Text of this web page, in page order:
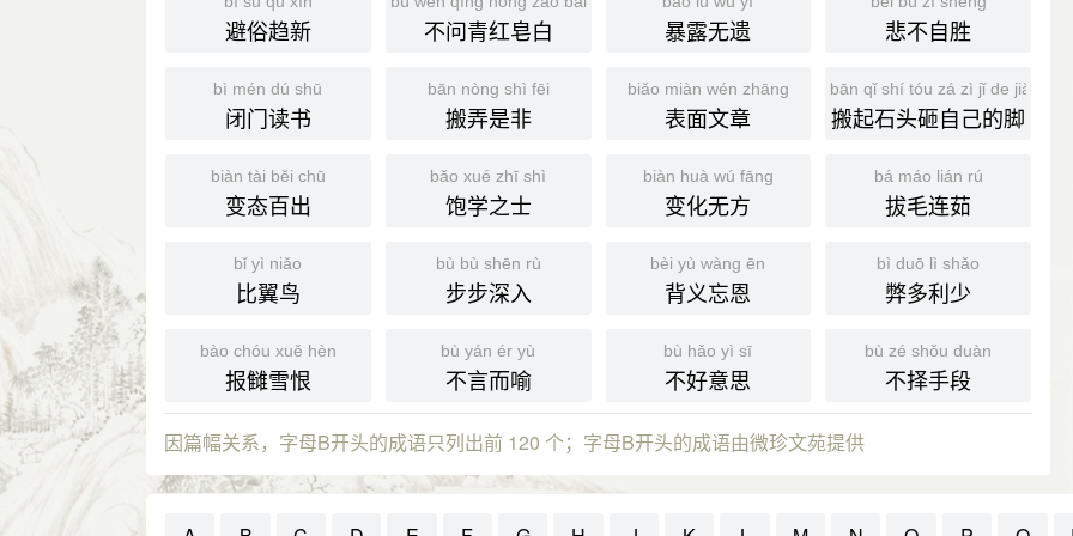
避俗趋新 不问青红皂白 暴露无遗 悲不自胜
bì mén dú shū
闭门读书
bān nòng shì fēi
搬弄是非
biǎo miàn wén zhāng
表面文章
bān qǐ shí tóu zá zì jǐ de jiǎo
搬起石头砸自己的脚
biàn tài běi chū
变态百出
bǎo xué zhī shì
饱学之士
biàn huà wú fāng
变化无方
bá máo lián rú
拔毛连茹
bǐ yì niǎo
比翼鸟
bù bù shēn rù
步步深入
bèi yù wàng ēn
背义忘恩
bì duō lì shǎo
弊多利少
bào chóu xuě hèn
报雠雪恨
bù yán ér yù
不言而喻
bù hǎo yì sī
不好意思
bù zé shǒu duàn
不择手段
因篇幅关系，字母B开头的成语只列出前 120 个；字母B开头的成语由微珍文苑提供